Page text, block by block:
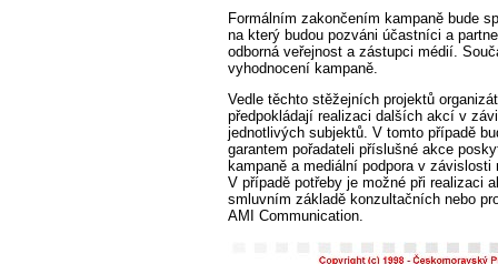
Formálním zakončením kampaně bude
na který budou pozváni účastníci a
odborná veřejnost a zástupci médií.
vyhodnocení kampaně.
Vedle těchto stěžejních projektů
předpokládají realizaci dalších akcí v
jednotlivých subjektů. V tomto případě
garantem pořadateli příslušné akce
kampaně a mediální podpora v závislosti
V případě potřeby je možné při realizaci
smluvním základě konzultačních nebo
AMI Communication.